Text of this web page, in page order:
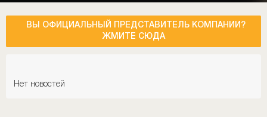
ВЫ ОФИЦИАЛЬНЫЙ ПРЕДСТАВИТЕЛЬ КОМПАНИИ?
ЖМИТЕ СЮДА
Нет новостей